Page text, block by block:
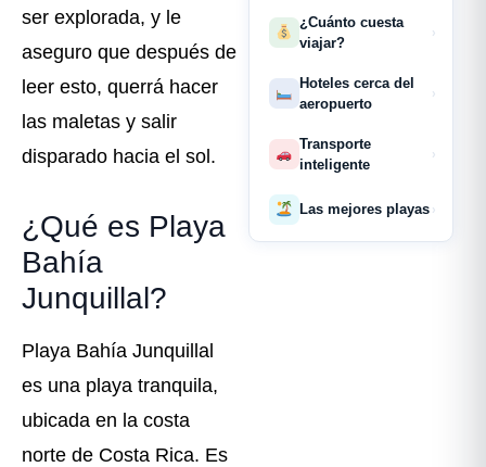
ser explorada, y le
aseguro que después de
leer esto, querrá hacer
las maletas y salir
disparado hacia el sol.
¿Qué es Playa
Bahía
Junquillal?
Playa Bahía Junquillal
es una playa tranquila,
ubicada en la costa
norte de Costa Rica. Es
¿Cuánto cuesta
viajar?
›
Hoteles cerca del
aeropuerto
›
Transporte
inteligente
›
Las mejores playas ›